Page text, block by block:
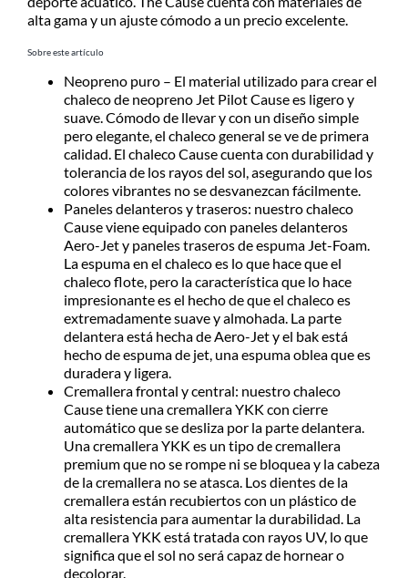
postal en el producto a comprar
Despachamos dentro de las 24hs
2 a 5 días.
Azul
cantidad
alta gama y un ajuste cómodo a un precio excelente.
Sobre este artículo
Neopreno puro – El material utilizado para crear el
chaleco de neopreno Jet Pilot Cause es ligero y
suave. Cómodo de llevar y con un diseño simple
pero elegante, el chaleco general se ve de primera
calidad. El chaleco Cause cuenta con durabilidad y
tolerancia de los rayos del sol, asegurando que los
colores vibrantes no se desvanezcan fácilmente.
Paneles delanteros y traseros: nuestro chaleco
Cause viene equipado con paneles delanteros
Aero-Jet y paneles traseros de espuma Jet-Foam.
La espuma en el chaleco es lo que hace que el
chaleco flote, pero la característica que lo hace
impresionante es el hecho de que el chaleco es
extremadamente suave y almohada. La parte
delantera está hecha de Aero-Jet y el bak está
hecho de espuma de jet, una espuma oblea que es
duradera y ligera.
Cremallera frontal y central: nuestro chaleco
Cause tiene una cremallera YKK con cierre
automático que se desliza por la parte delantera.
Una cremallera YKK es un tipo de cremallera
premium que no se rompe ni se bloquea y la cabeza
de la cremallera no se atasca. Los dientes de la
cremallera están recubiertos con un plástico de
alta resistencia para aumentar la durabilidad. La
cremallera YKK está tratada con rayos UV, lo que
significa que el sol no será capaz de hornear o
decolorar.